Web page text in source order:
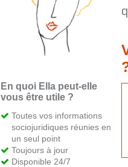
En quoi Ella peut-elle
vous être utile ?
Toutes vos informations
sociojuridiques réunies en
un seul point
Toujours à jour
Disponible 24/7